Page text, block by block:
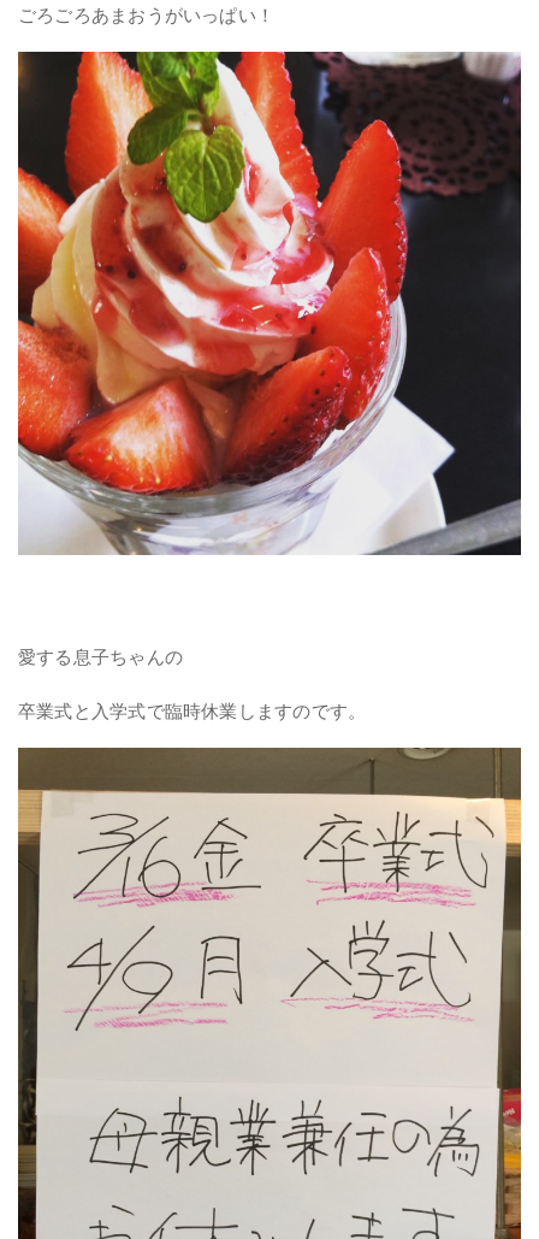
ごろごろあまおうがいっぱい！
愛する息子ちゃんの
卒業式と入学式で臨時休業しますのです。